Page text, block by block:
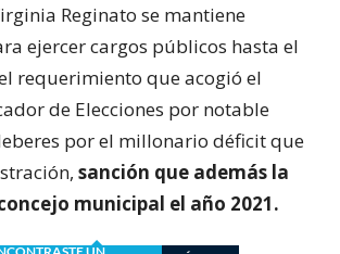
Reginato se mantiene
ejercer cargos públicos hasta el
requerimiento que acogió el
de Elecciones por notable
por el millonario déficit que
sanción que además la
municipal el año 2021.